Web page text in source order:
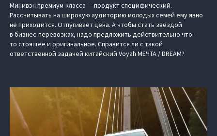
Минивэн премиум-класса — продукт специфический.
Рассчитывать на широкую аудиторию молодых семей ему явно
не приходится. Отпугивает цена. А чтобы стать звездой
в бизнес-перевозках, надо предложить действительно что-
то стоящее и оригинальное. Справится ли с такой
ответственной задачей китайский Voyah МЕЧТА / DREAM?